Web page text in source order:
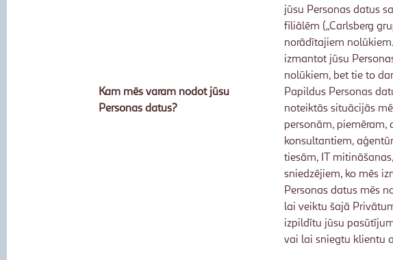
jūsu Personas datus
filiālēm („Carlsberg
norādītajiem
izmantot jūsu
nolūkiem, bet tie to
Kam mēs varam nodot jūsu
Personas datus?
Papildus Personas
noteiktās situācijās
personām,
konsultantiem,
tiesām, IT
sniedzējiem, ko mēs
Personas datus mēs
lai veiktu šajā
izpildītu jūsu
vai lai sniegtu klientu